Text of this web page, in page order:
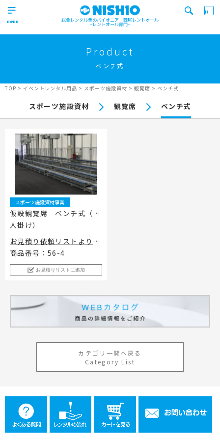
総合レンタル業のパイオニア 西尾レントオール
レントオール部門
Product
施工実績
Business
屋外イベント事業
Outdoor event business
屋内イベント事業
Indoor event business
トレーラーハウス事業
Trailer house business
工事用テント・テント倉庫事業
Construction tent / tent warehouse business
木造モジュール事業
Wooden module business
地面養生事業
Ground curing business
Community-based event business
フランチャイズ事業
Franchise business
まちづくり事業
営業所一覧
Office
ニュース
News
ブログ
Blog
協賛実績
Sponsorships
レンタルシステムのご案内
Guidance
レンタルシステムのご案内
Guidance
ご利用規約
Privacy policy
プロセス
Company
個人情報保護方針
Privacy policy
お問合せ
0
実績
商品 ニュース/ブログ
キーワード検索
検索する
Product
ベンチ式
TOP > イベントレンタル用品 > スポーツ施設資材 > 観覧席 > ベンチ式
スポーツ施設資材 観覧席 ベンチ式
スポーツ施設資材事業
仮設観覧席 ベンチ式（４
人掛け）
お見積り依頼リストよりお
問合わせください。
商品番号：56-4
お見積りリストに追加
カテゴリ一覧へ戻る
Category List